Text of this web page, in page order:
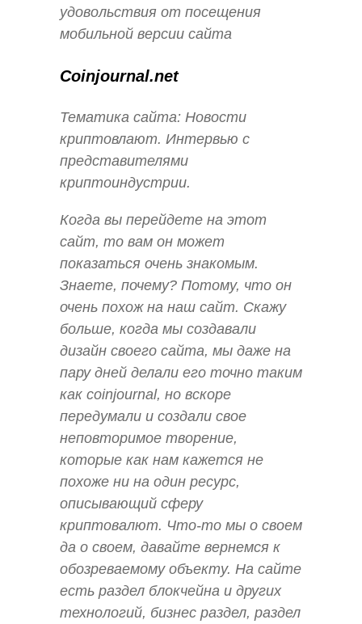
удовольствия от посещения
мобильной версии сайта
Coinjournal.net
Тематика сайта: Новости
криптовлают. Интервью с
представителями
криптоиндустрии.
Когда вы перейдете на этот
сайт, то вам он может
показаться очень знакомым.
Знаете, почему? Потому, что он
очень похож на наш сайт. Скажу
больше, когда мы создавали
дизайн своего сайта, мы даже на
пару дней делали его точно таким
как coinjournal, но вскоре
передумали и создали свое
неповторимое творение,
которые как нам кажется не
похоже ни на один ресурс,
описывающий сферу
криптовалют. Что-то мы о своем
да о своем, давайте вернемся к
обозреваемому объекту. На сайте
есть раздел блокчейна и других
технологий, бизнес раздел, раздел